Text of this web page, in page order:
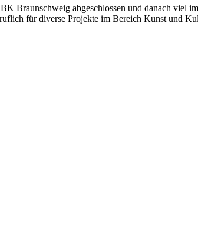
Braunschweig abgeschlossen und danach viel
für diverse Projekte im Bereich Kunst und